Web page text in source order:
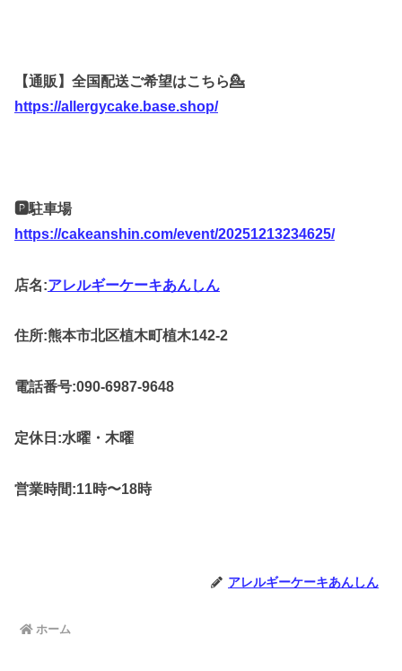
【通販】全国配送ご希望はこちら💁
https://allergycake.base.shop/
🅿️駐車場
https://cakeanshin.com/event/20251213234625/
店名:アレルギーケーキあんしん
住所:熊本市北区植木町植木142-2
電話番号:090-6987-9648
定休日:水曜・木曜
営業時間:11時〜18時
アレルギーケーキあんしん
ホーム